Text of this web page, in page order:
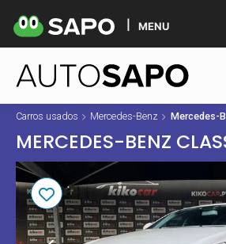
MENU
Carros usados Mercedes-Benz Mercedes-
MERCEDES-BENZ